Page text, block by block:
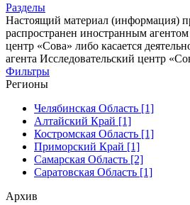
Разделы
Настоящий материал (информация)
распространен иностранным
центр «Сова» либо касается
агента Исследовательский центр
Фильтры
Регионы
Челябинская Область [1]
Алтайский Край [1]
Костромская Область [1]
Приморский Край [1]
Самарская Область [2]
Саратовская Область [1]
Архив